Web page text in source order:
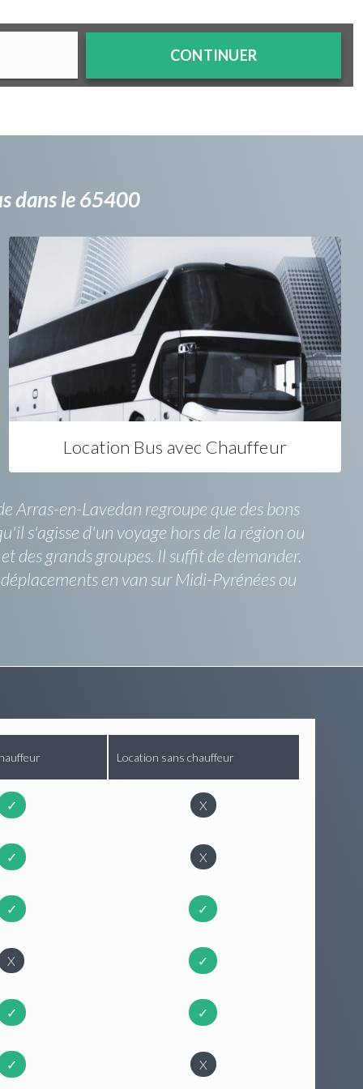
CONTINUER
dans le 65400
Location Bus avec Chauffeur
Arras-en-Lavedan regroupe que des bons
s'agisse d'un voyage hors de la région ou
des grands groupes. Il suffit de demander.
en van sur Midi-Pyrénées ou
Location sans chauffeur
✓ X
✓ X
✓ ✓
X ✓
✓ ✓
✓ X